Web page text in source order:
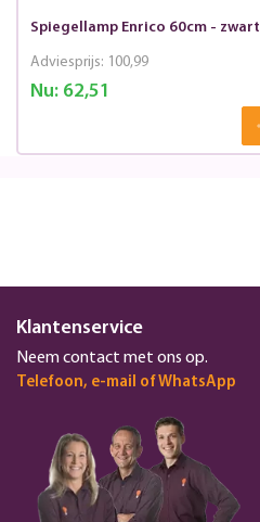
Spiegellamp Enrico 60cm - zwart
Nu:62,51
Adviesprijs: 100,99
Klantenservice
Neem contact met ons op.
Telefoon, e-mail of WhatsApp